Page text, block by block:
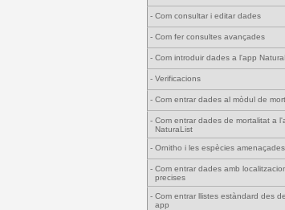
- Com consultar i editar dades
- Com fer consultes avançades
- Com introduir dades a l'app
- Verificacions
- Com entrar dades al mòdul de
- Com entrar dades de mortalitat a
NaturaList
- Ornitho i les espècies amenaçades
- Com entrar dades amb
precises
- Com entrar llistes estàndard des
app